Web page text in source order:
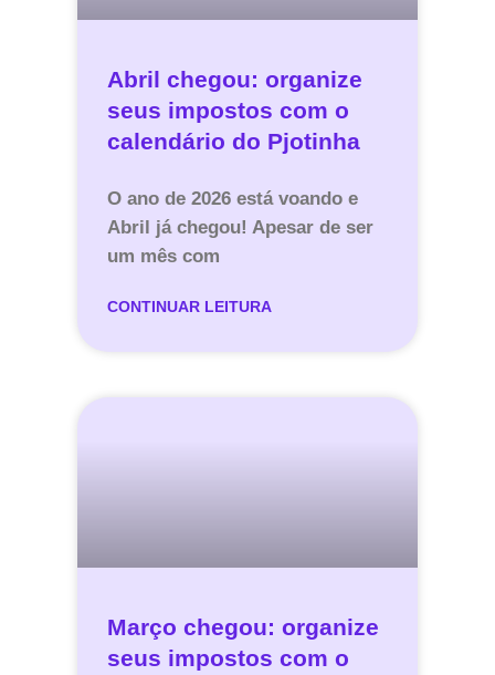
Abril chegou: organize
seus impostos com o
calendário do Pjotinha
O ano de 2026 está voando e
Abril já chegou! Apesar de ser
um mês com
CONTINUAR LEITURA
Março chegou: organize
seus impostos com o